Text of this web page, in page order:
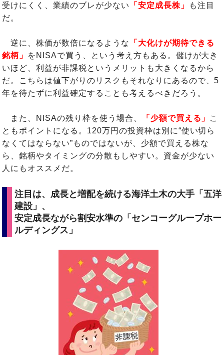
受けにくく、業績のブレが少ない
「安定成長株」
も注目
だ。
逆に、株価が数倍になるような
「大化けが期待できる
銘柄」 をNISAで買う、という考え方もある。儲けが大き
いほど、利益が非課税というメリットも大きくなるから
だ。こちらは値下がりのリスクもそれなりにあるので、5
年を待たずに利益確定することも考えるべきだろう。
また、NISAの残り枠を使う場合、 「少額で買える」 こ
ともポイントになる。120万円の投資枠は別に“使い切ら
なくてはならない”ものではないが、少額で買える株な
ら、銘柄やタイミングの分散もしやすい。資金が少ない
人にもオススメだ。
注目は、成長と増配を続ける海洋土木の大手「五洋
建設」、
安定成長ながら割安水準の「センコーグループホー
ルディングス」